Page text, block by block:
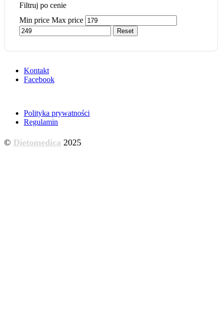
Filtruj po cenie
Min price Max price
Reset
Kontakt
Facebook
Polityka prywatności
Regulamin
© Dietomedica 2025